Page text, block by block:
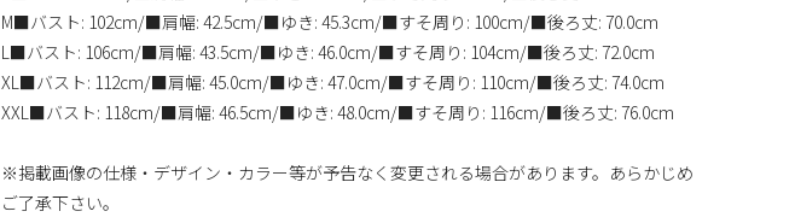
M■バスト: 102cm/■肩幅: 42.5cm/■ゆき: 45.3cm/■すそ周り: 100cm/■後ろ丈: 70.0cm
L■バスト: 106cm/■肩幅: 43.5cm/■ゆき: 46.0cm/■すそ周り: 104cm/■後ろ丈: 72.0cm
XL■バスト: 112cm/■肩幅: 45.0cm/■ゆき: 47.0cm/■すそ周り: 110cm/■後ろ丈: 74.0cm
XXL■バスト: 118cm/■肩幅: 46.5cm/■ゆき: 48.0cm/■すそ周り: 116cm/■後ろ丈: 76.0cm
※掲載画像の仕様・デザイン・カラー等が予告なく変更される場合があります。あらかじめ
ご了承下さい。